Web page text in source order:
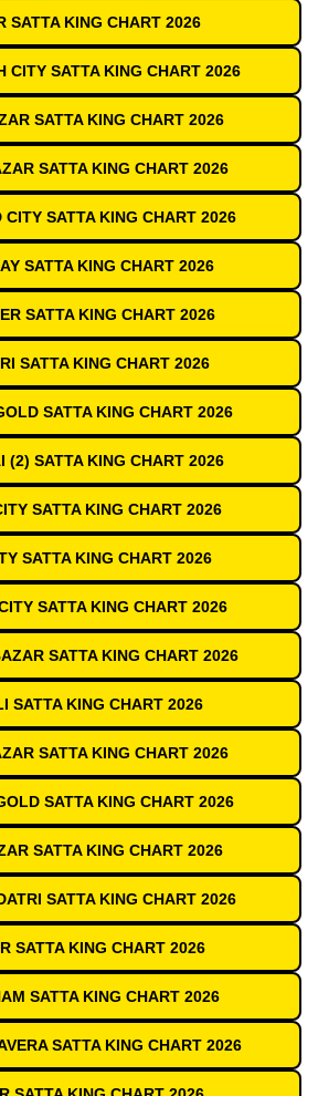
SATTA KING CHART 2026
CITY SATTA KING CHART 2026
SATTA KING CHART 2026
SATTA KING CHART 2026
CITY SATTA KING CHART 2026
SATTA KING CHART 2026
SATTA KING CHART 2026
SATTA KING CHART 2026
SATTA KING CHART 2026
(2) SATTA KING CHART 2026
SATTA KING CHART 2026
SATTA KING CHART 2026
SATTA KING CHART 2026
SATTA KING CHART 2026
SATTA KING CHART 2026
SATTA KING CHART 2026
SATTA KING CHART 2026
SATTA KING CHART 2026
SATTA KING CHART 2026
SATTA KING CHART 2026
SATTA KING CHART 2026
SATTA KING CHART 2026